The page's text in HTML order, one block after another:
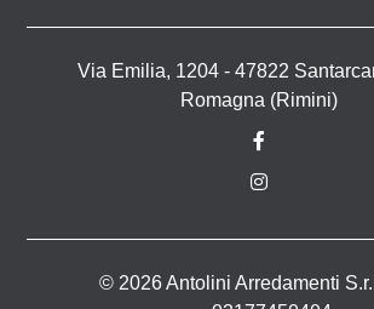
Via Emilia, 1204 - 47822
Romagna (Rimini)
© 2026 Antolini Arredamenti